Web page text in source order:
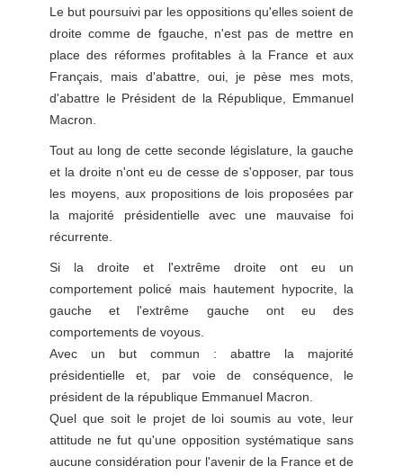
Le but poursuivi par les oppositions qu'elles soient de
droite comme de fgauche, n'est pas de mettre en
place des réformes profitables à la France et aux
Français, mais d'abattre, oui, je pèse mes mots,
d'abattre le Président de la République, Emmanuel
Macron.
Tout au long de cette seconde législature, la gauche
et la droite n'ont eu de cesse de s'opposer, par tous
les moyens, aux propositions de lois proposées par
la majorité présidentielle avec une mauvaise foi
récurrente.
Si la droite et l'extrême droite ont eu un
comportement policé mais hautement hypocrite, la
gauche et l'extrême gauche ont eu des
comportements de voyous.
Avec un but commun : abattre la majorité
présidentielle et, par voie de conséquence, le
président de la république Emmanuel Macron.
Quel que soit le projet de loi soumis au vote, leur
attitude ne fut qu'une opposition systématique sans
aucune considération pour l'avenir de la France et de